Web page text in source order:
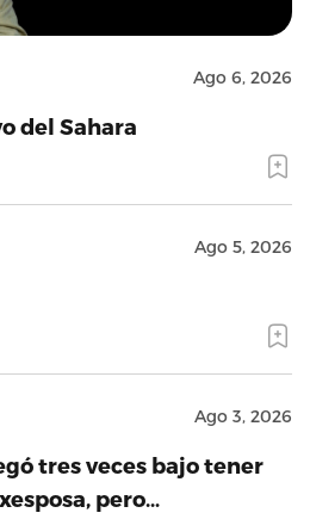
Ago 6, 2026
del Sahara
Ago 5, 2026
Ago 3, 2026
tres veces bajo tener
pero…